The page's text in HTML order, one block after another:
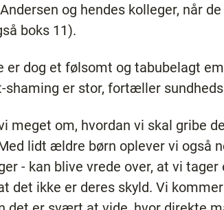
og hendes kolleger, når
boks 11).
er dog et følsomt og tabubelagt
shaming er stor, fortæller
meget om, hvordan vi skal gribe
lidt ældre børn oplever vi også
- kan blive vrede over, at vi
det ikke er deres skyld. Vi